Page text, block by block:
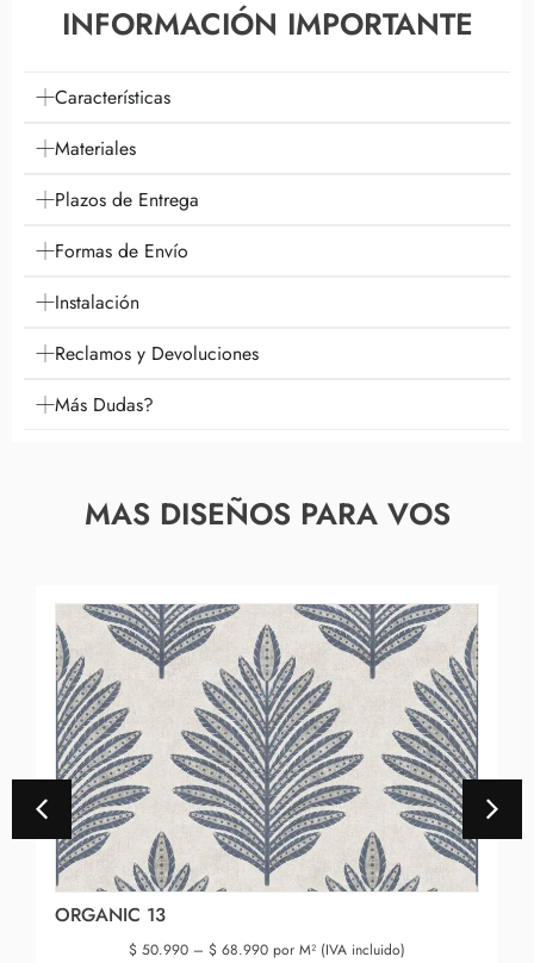
INFORMACIÓN IMPORTANTE
Características
Materiales
Plazos de Entrega
Formas de Envío
Instalación
Reclamos y Devoluciones
Más Dudas?
MAS DISEÑOS PARA VOS
ORGANIC 13
$ 50.990 – $ 68.990 por M² (IVA incluido)